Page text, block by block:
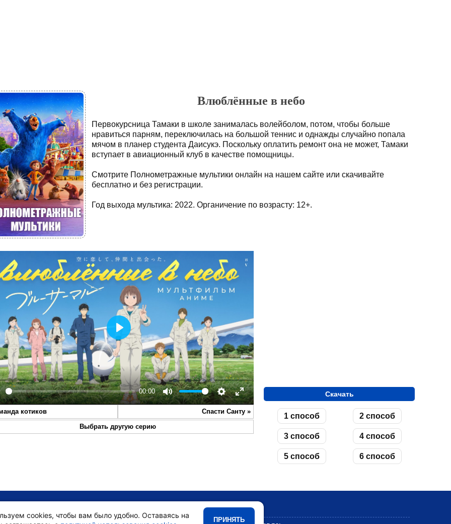
Влюблённые в небо
Первокурсница Тамаки в школе занималась волейболом, потом, чтобы больше
нравиться парням, переключилась на большой теннис и однажды случайно попала
мячом в планер студента Даисукэ. Поскольку оплатить ремонт она не может, Тамаки
вступает в авиационный клуб в качестве помощницы.
Смотрите Полнометражные мультики онлайн на нашем сайте или скачивайте
бесплатно и без регистрации.
Год выхода мультика: 2022. Органичение по возрасту: 12+.
00:00
Mute Settings
Enter
fullscreen
Play
котиков Спасти Санту »
Выбрать другую серию
Скачать
1 способ 2 способ
3 способ 4 способ
5 способ 6 способ
•Мультики
cookies, чтобы вам было удобно. Оставаясь на
ПРИНЯТЬ